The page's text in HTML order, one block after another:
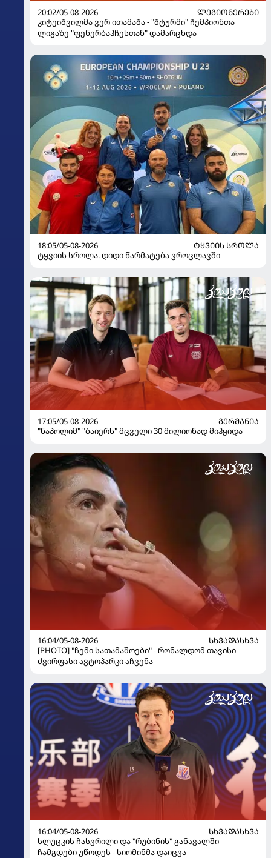
20:02/05-08-2026
ᲚᲔᲒᲘᲝᲜᲔᲠᲔᲑᲘ
კიტეიშვილმა ვერ ითამაშა - "შტურმი" ჩემპიონთა
ლიგაზე "ფენერბაჰჩესთან" დამარცხდა
18:05/05-08-2026
ᲢᲧᲕᲘᲘᲡ ᲡᲠᲝᲚᲐ
ტყვიის სროლა. დიდი წარმატება ვროცლავში
17:05/05-08-2026
ᲒᲔᲠᲛᲐᲜᲘᲐ
"ნაპოლიმ" "ბაიერს" მცველი 30 მილიონად მიჰყიდა
16:04/05-08-2026
ᲡᲮᲕᲐᲓᲐᲡᲮᲕᲐ
[PHOTO] "ჩემი სათამაშოები" - რონალდომ თავისი
ძვირფასი ავტოპარკი აჩვენა
16:04/05-08-2026
ᲡᲮᲕᲐᲓᲐᲡᲮᲕᲐ
სლუცკის ჩასვრილი და "რუბინის" განავალში
ჩამგდები უწოდეს - სიომინმა დაიცვა